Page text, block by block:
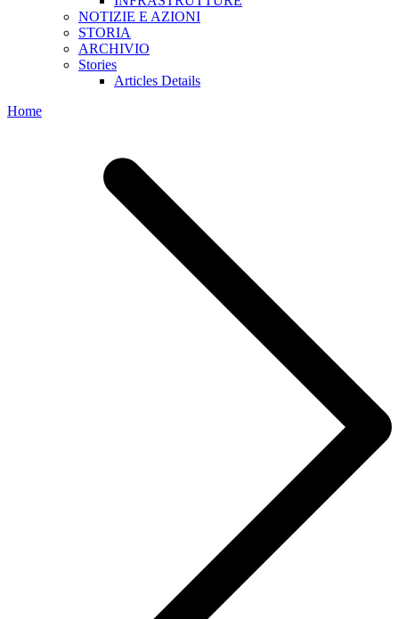
NOTIZIE E AZIONI
STORIA
ARCHIVIO
Stories
Articles Details
Home